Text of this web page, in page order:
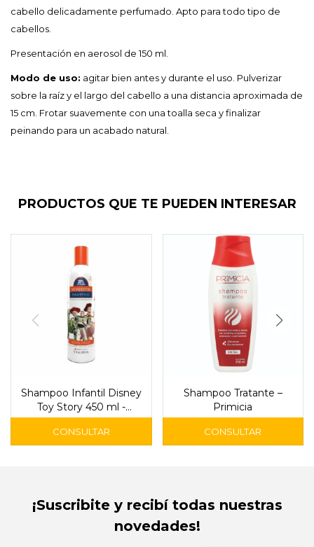
cabello delicadamente perfumado. Apto para todo tipo de
cabellos.
Presentación en aerosol de 150 ml.
Modo de uso: agitar bien antes y durante el uso. Pulverizar
sobre la raíz y el largo del cabello a una distancia aproximada de
15 cm. Frotar suavemente con una toalla seca y finalizar
peinando para un acabado natural.
PRODUCTOS QUE TE PUEDEN INTERESAR
Shampoo Infantil Disney
Toy Story 450 ml -
Wonder Tex
Shampoo Tratante –
Primicia
¡Suscribite y recibí todas nuestras
novedades!